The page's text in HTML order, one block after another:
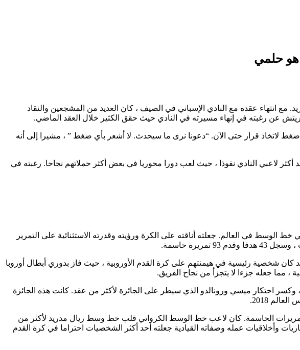
مؤخرا حول مستقبله في ريال مدريد. مع انتهاء عقده مع النادي الإسباني في الصيف ، كان العديد من المشجعين والنقاد
عن رغبته في إنهاء مسيرته في النادي حيث حقق الكثير خلال العقد الماضي.
لاتخاذ قرار حتى الآن. “دعونا نرى ما سيحدث. لا أشعر بأي ضغط ” ، مشيرا إلى أنه
، وهو ناد كان جزءا منه منذ عام 2012. على مر السنين ، أصبح أحد أكثر لاعبي النادي نفوذا ، حيث لعب دورا محوريا في بعض أكثر حملاتهم نجاحا. رغبته في
مودريتش نفسه كواحد من أفضل لاعبي خط الوسط في العالم. جعلته أناقته على الكرة ورؤيته وقدرته الاستثنائية على التمرير
شخصية رئيسية في هيمنتهم على كرة القدم الأوروبية ، حيث فاز بدوري أبطال أوروبا
مما جعله جزءا لا يتجزأ من نجاح الفريق.
بالإضافة إلى إنجازاته في النادي ، تم تكريم مودريتش بشكل فردي لأدائه الرائع. فاز بجائزة الكرة الذهبية في عام 2018 ، وكسر احتكار ميسي ورونالدو الذي سيطر على الجائزة لأكثر من عقد. كانت هذه الجائزة
2018.
الحاسمة. كان لاعب خط الوسط الكرواتي قلب خط وسط ريال مدريد لأكثر من
وأخلاقيات عمله وصفاته القيادية جعلته أحد أكثر الشخصيات احتراما في كرة القدم